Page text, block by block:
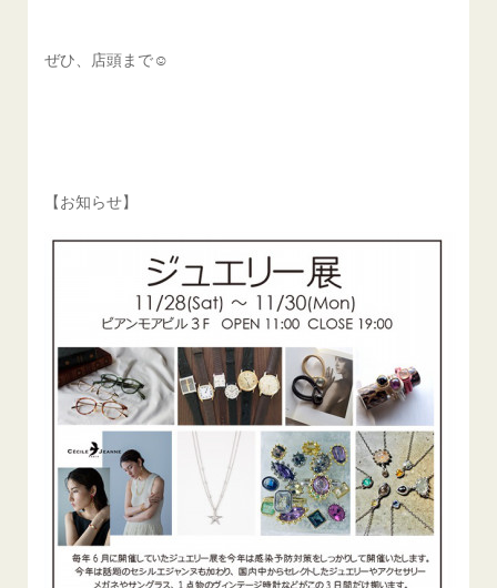
ぜひ、店頭まで☺︎
【お知らせ】